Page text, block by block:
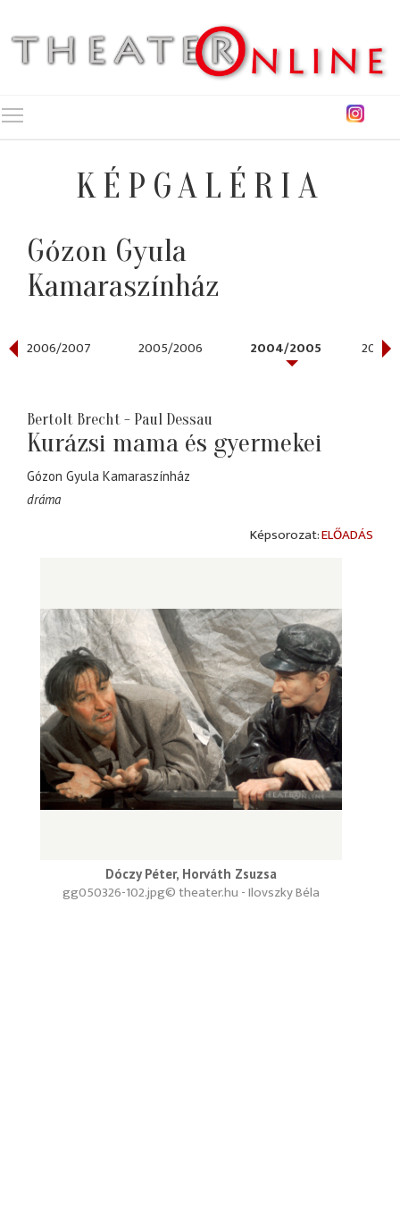
KÉPGALÉRIA
Gózon Gyula
Kamaraszínház
2006/2007 2005/2006 2004/2005 2003/
Bertolt Brecht - Paul Dessau
Kurázsi mama és gyermekei
Gózon Gyula Kamaraszínház
dráma
ELŐADÁS
Dóczy Péter, Horváth Zsuzsa
© theater.hu - Ilovszky Béla
gg050326-102.jpg